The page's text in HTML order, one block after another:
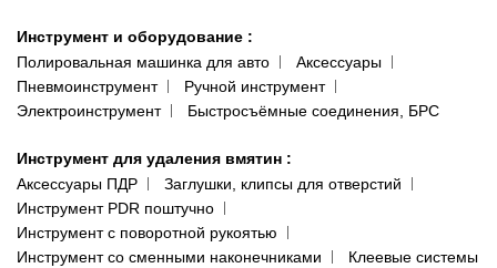
Инструмент и оборудование :
Полировальная машинка для авто
Аксессуары
Пневмоинструмент
Ручной инструмент
Электроинструмент
Быстросъёмные соединения, БРС
Инструмент для удаления вмятин :
Аксессуары ПДР
Заглушки, клипсы для отверстий
Инструмент PDR поштучно
Инструмент с поворотной рукоятью
Инструмент со сменными наконечниками
Клеевые системы